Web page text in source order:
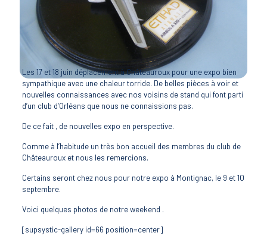
Les 17 et 18 juin déplacement à Châteauroux pour une expo bien
sympathique avec une chaleur torride. De belles pièces à voir et
nouvelles connaissances avec nos voisins de stand qui font parti
d’un club d’Orléans que nous ne connaissions pas.
De ce fait , de nouvelles expo en perspective.
Comme à l’habitude un très bon accueil des membres du club de
Châteauroux et nous les remercions.
Certains seront chez nous pour notre expo à Montignac, le 9 et 10
septembre.
Voici quelques photos de notre weekend .
[supsystic-gallery id=66 position=center]